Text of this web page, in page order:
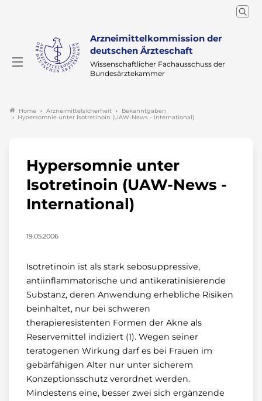
Arzneimittelkommission der
deutschen Ärzteschaft
Wissenschaftlicher Fachausschuss der
Bundesärztekammer
Home Arzneimittelsicherheit
Bekanntgaben
Hypersomnie unter Isotretinoin (UAW-News - International)
Hypersomnie unter
Isotretinoin (UAW-News -
International)
19.05.2006
Isotretinoin ist als stark sebosuppressive,
antiinflammatorische und antikeratinisierende
Substanz, deren Anwendung erhebliche Risiken
beinhaltet, nur bei schweren
therapieresistenten Formen der Akne als
Reservemittel indiziert (1). Wegen seiner
teratogenen Wirkung darf es bei Frauen im
gebärfähigen Alter nur unter sicherem
Konzeptionsschutz verordnet werden.
Mindestens eine, besser zwei sich ergänzende